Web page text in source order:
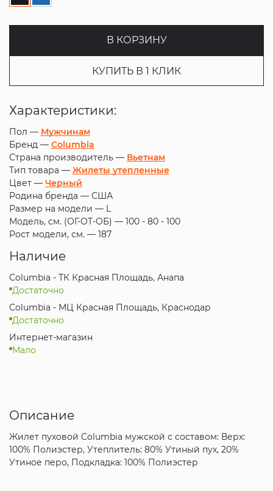
В КОРЗИНУ
КУПИТЬ В 1 КЛИК
Характеристики:
Пол — Мужчинам
Бренд — Columbia
Страна производитель — Вьетнам
Тип товара — Жилеты утепленные
Цвет — Черный
Родина бренда — США
Размер на модели — L
Модель, см. (ОГ-ОТ-ОБ) — 100 - 80 - 100
Рост модели, см. — 187
Наличие
Columbia - ТК Красная Площадь, Анапа
Достаточно
Columbia - МЦ Красная Площадь, Краснодар
Достаточно
Интернет-магазин
Мало
Описание
Жилет пуховой Columbia мужской с составом: Верх:
100% Полиэстер, Утеплитель: 80% Утиный пух, 20%
Утиное перо, Подкладка: 100% Полиэстер